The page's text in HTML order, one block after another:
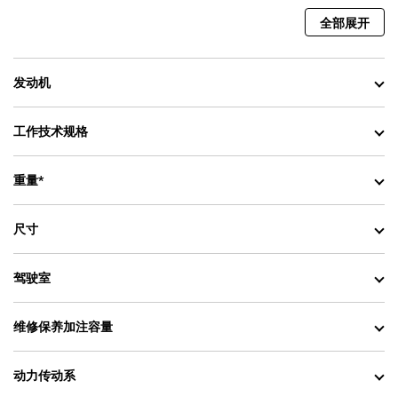
全部展开
发动机
工作技术规格
重量*
尺寸
驾驶室
维修保养加注容量
动力传动系